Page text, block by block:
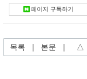
페이지 구독하기
목록 본문